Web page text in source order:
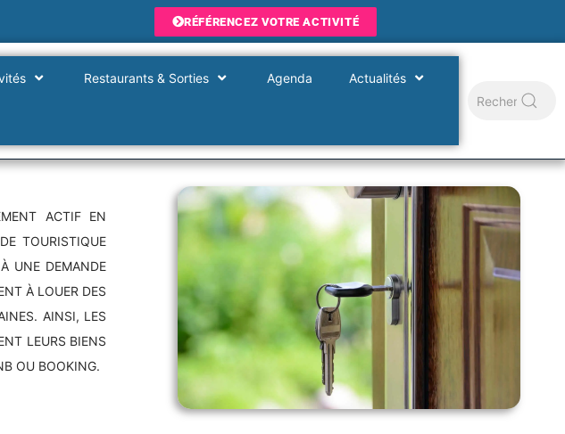
RÉFÉRENCEZ VOTRE ACTIVITÉ
Restaurants & Sorties Agenda Actualités
ACTIF EN
TOURISTIQUE
UNE DEMANDE
À LOUER DES
AINSI, LES
LEURS BIENS
OU BOOKING.